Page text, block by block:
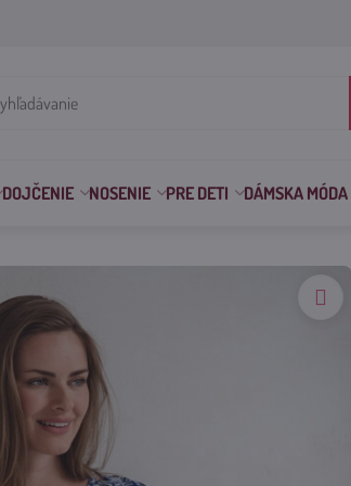
DOJČENIE NOSENIE PRE DETI DÁMSKA MÓDA